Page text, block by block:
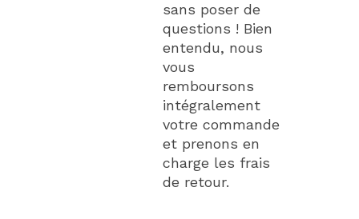
sans poser de
questions ! Bien
entendu, nous
vous
remboursons
intégralement
votre commande
et prenons en
charge les frais
de retour.